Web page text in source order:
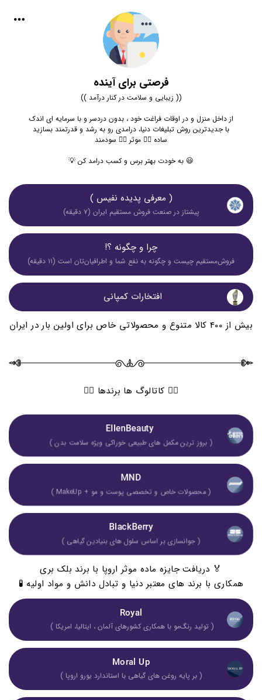
فرصتی برای آینده
(( زیبایی و سلامت در کنار درآمد ))
از داخل منزل و در اوقات فراغت خود ، بدون دردسر و با سرمایه ای اندک
با جدیدترین روش تبلیغات دنیا، درامدی ر‌و به رشد و قدرتمند بسازید
ساده ✌🏻 موثر ✌🏻 سودمند
😃 به خودت بهتر برس و کسب درامد کن 💡
( معرفی پدیده نفیس )
پیشتاز در صنعت فروش مستقیم ایران (۷ دقیقه)
چرا و چگونه ؟!
فروش‌مستقیم چیست و چگونه به نفع شما و اطرافیان‌تان است (۱۱ دقیقه)
افتخارات کمپانی
بیش از 400 کالا متنوع و محصولاتی خاص برای اولین بار در ایران
👇🏻 کاتالوگ ها برندها 👇🏻
EllenBeauty
( بروز ترین مکمل های طبیعی خوراکی ویژه سلامت بدن )
MND
( محصولات خاص و تخصصی پوست و مو + MakeUp )
BlackBerry
( جوانسازی بر اساس سلول های بنیادین گیاهی )
🏅 دریافت جایزه ماده موثر اروپا با برند بلک بری
همکاری با برند های معتبر دنیا و تبادل دانش و مواد اولیه 🧪
Royal
( تولید رنگ‌مو با همکاری کشورهای آلمان ، ایتالیا، امریکا )
Moral Up
( بر پایه روغن های گیاهی با استاندارد یورو اروپا )